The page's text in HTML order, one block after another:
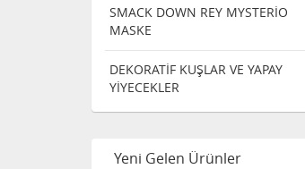
SMACK DOWN REY MYSTERİO
MASKE
DEKORATİF KUŞLAR VE YAPAY
YİYECEKLER
Yeni Gelen Ürünler